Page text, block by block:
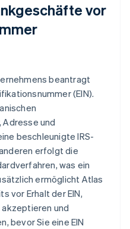
vor
beantragt
(EIN).
Adresse und
beschleunigte IRS-
erfolgt die
was ein
ermöglicht Atlas
vor Erhalt der EIN,
und
bevor Sie eine EIN